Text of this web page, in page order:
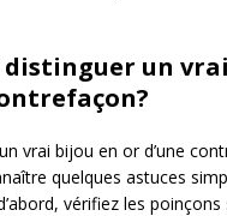
distinguer un
vrai bijou en or d’une
quelques astuces
vérifiez les